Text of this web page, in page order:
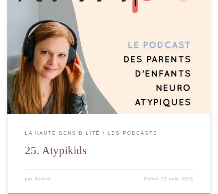
Le podcast destiné aux parents d'enfants aypiques.
LA HAUTE SENSIBILITÉ LES PODCASTS
25. Atypikids
par Séléné Publié23 août 2023